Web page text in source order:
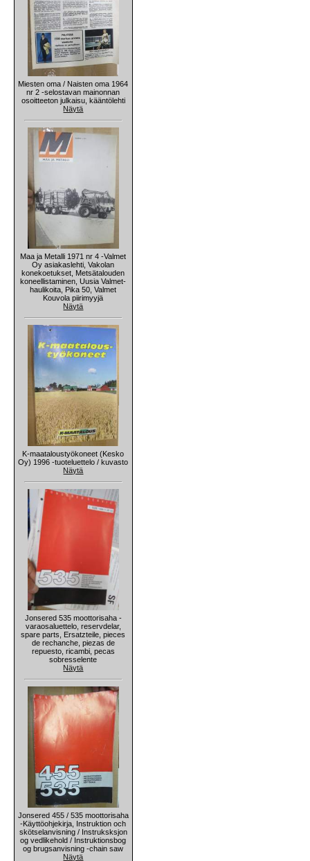
Miesten oma / Naisten oma 1964
nr 2 -selostavan mainonnan
osoitteeton julkaisu, kääntölehti
Näytä
Maa ja Metalli 1971 nr 4 -Valmet
Oy asiakaslehti, Vakolan
konekoetukset, Metsätalouden
koneellistaminen, Uusia Valmet-
haulikoita, Pika 50, Valmet
Kouvola piirimyyjä
Näytä
K-maataloustyökoneet (Kesko
Oy) 1996 -tuoteluettelo / kuvasto
Näytä
Jonsered 535 moottorisaha -
varaosaluettelo, reservdelar,
spare parts, Ersatzteile, pieces
de rechanche, piezas de
repuesto, ricambi, pecas
sobresselente
Näytä
Jonsered 455 / 535 moottorisaha
-Käyttöohjekirja, Instruktion och
skötselanvisning / Instruksksjon
og vedlikehold / Instruktionsbog
og brugsanvisning -chain saw
Näytä